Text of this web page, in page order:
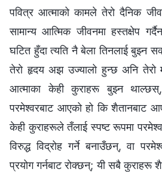
पवित्र आत्माको कामले तेरो दैनिक
सामान्य आत्मिक जीवनमा हस्तक्षेप
घटित हुँदा त्यति नै बेला तिनलाई बुझ्न
तेरो हृदय अझ उज्यालो हुन्छ अनि
आत्माका केही कुराहरू बुझ्न
परमेश्‍वरबाट आएको हो कि शैतानबाट
केही कुराहरूले तँलाई स्पष्ट रूपमा
विरुद्ध विद्रोह गर्ने बनाउँछन्, वा
प्रयोग गर्नबाट रोक्छन्; यी सबै